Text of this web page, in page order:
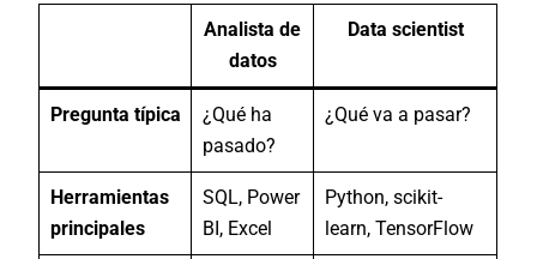
Analista de
datos
Data scientist
Pregunta típica
¿Qué ha
pasado?
¿Qué va a pasar?
Herramientas
principales
SQL, Power
BI, Excel
Python, scikit-
learn, TensorFlow